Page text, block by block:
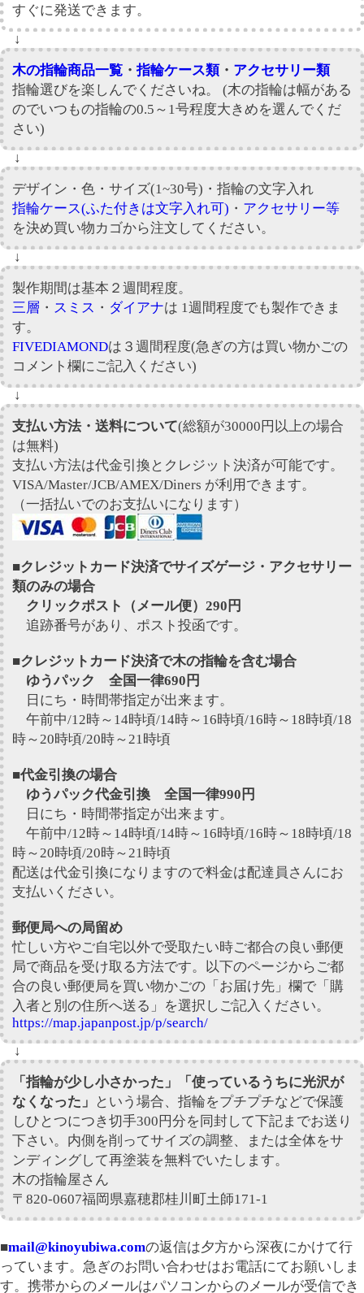
すぐに発送できます。
↓
木の指輪商品一覧 ・ 指輪ケース類・ アクセサリー類
指輪選びを楽しんでくださいね。 (木の指輪は幅がある
のでいつもの指輪の0.5～1号程度大きめを選んでくだ
さい)
↓
デザイン・色・サイズ(1~30号)・指輪の文字入れ
指輪ケース(ふた付きは文字入れ可) ・ アクセサリー等
を決め買い物カゴから注文してください。
↓
製作期間は基本２週間程度。
三層 ・ スミス ・ ダイアナは 1週間程度でも製作できま
す。
FIVEDIAMONDは３週間程度(急ぎの方は買い物かごの
コメント欄にご記入ください)
↓
支払い方法・送料について(総額が30000円以上の場合
は無料)
支払い方法は代金引換とクレジット決済が可能です。
VISA/Master/JCB/AMEX/Diners が利用できます。
（一括払いでのお支払いになります）
■クレジットカード決済でサイズゲージ・アクセサリー
類のみの場合
クリックポスト（メール便）290円
追跡番号があり、ポスト投函です。
■クレジットカード決済で木の指輪を含む場合
ゆうパック 全国一律690円
日にち・時間帯指定が出来ます。
午前中/12時～14時頃/14時～16時頃/16時～18時頃/18
時～20時頃/20時～21時頃
■代金引換の場合
ゆうパック代金引換 全国一律990円
日にち・時間帯指定が出来ます。
午前中/12時～14時頃/14時～16時頃/16時～18時頃/18
時～20時頃/20時～21時頃
配送は代金引換になりますので料金は配達員さんにお
支払いください。
郵便局への局留め
忙しい方やご自宅以外で受取たい時ご都合の良い郵便
局で商品を受け取る方法です。以下のページからご都
合の良い郵便局を買い物かごの「お届け先」欄で「購
入者と別の住所へ送る」を選択しご記入ください。
https://map.japanpost.jp/p/search/
↓
「指輪が少し小さかった」「使っているうちに光沢が
なくなった」
という場合、指輪をプチプチなどで保護
しひとつにつき切手300円分を同封して下記までお送り
下さい。内側を削ってサイズの調整、または全体をサ
ンディングして再塗装を無料でいたします。
木の指輪屋さん
〒820-0607福岡県嘉穂郡桂川町土師171-1
■mail@kinoyubiwa.comの返信は夕方から深夜にかけて行
っています。急ぎのお問い合わせはお電話にてお願いしま
す。携帯からのメールはパソコンからのメールが受信でき